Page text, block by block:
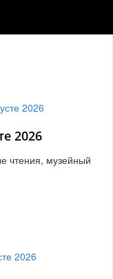
2026
чтения, музейный